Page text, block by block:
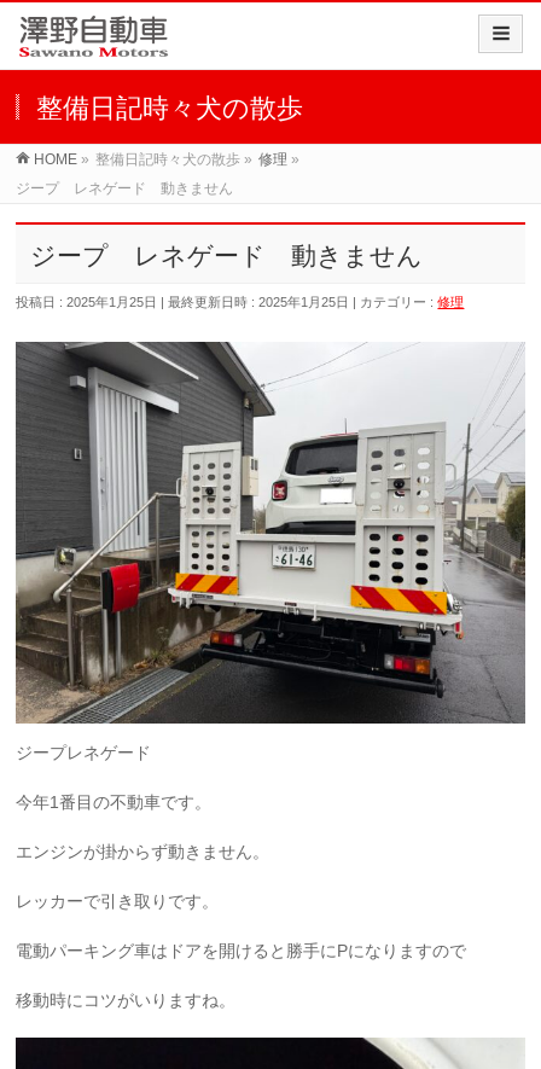
整備日記時々犬の散歩
HOME » 整備日記時々犬の散歩 » 修理 »
ジープ レネゲード 動きません
ジープ レネゲード 動きません
投稿日 : 2025年1月25日 最終更新日時 : 2025年1月25日 カテゴリー :修理
ジープレネゲード
今年1番目の不動車です。
エンジンが掛からず動きません。
レッカーで引き取りです。
電動パーキング車はドアを開けると勝手にPになりますので
移動時にコツがいりますね。